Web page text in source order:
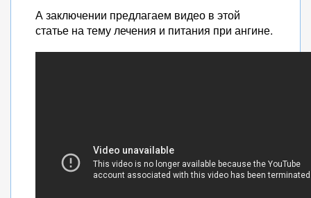
А заключении предлагаем видео в этой
статье на тему лечения и питания при ангине.